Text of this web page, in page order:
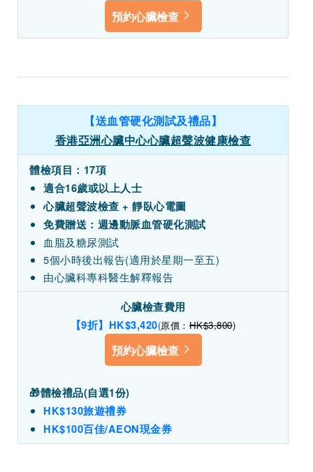
預約心臟檢查
【送血管硬化測試及禮品】
香港亞洲心臟中心心臟超聲波健康檢查
體檢項目：17項
適合16歲或以上人士
心臟超聲波檢查 + 靜臥心電圖
免費贈送：週邊動脈血管硬化測試
血脂及糖尿測試
5個小時後出報告(適用於星期一至五)
由心臟科專科醫生解釋報告
心臟檢查費用
【9折】HK$3,420(原價：HK$3,800)
預約心臟檢查
🎁體檢禮品(自選1份)
HK$130旅遊禮券
HK$100百佳/AEON現金券